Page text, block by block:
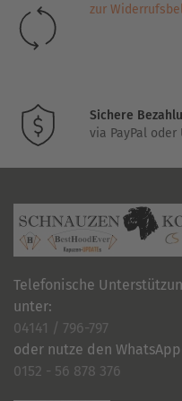
zur
Sichere
via PayPal oder
Telefonische
unter:
04141 / 796-797
oder nutze den
0152 - 56 878 376